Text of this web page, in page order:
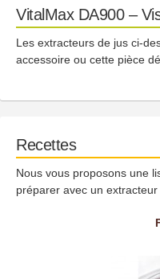
VitalMax DA900 –
Les extracteurs de jus ci-
accessoire ou cette pièce
Recettes
Nous vous proposons une
préparer avec un extracteur